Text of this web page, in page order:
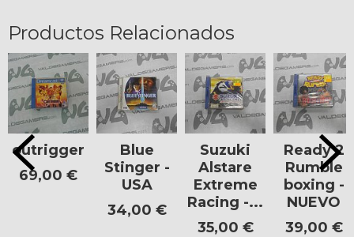
Productos Relacionados
outrigger
69,00 €
Blue
Stinger -
USA
34,00 €
Suzuki
Alstare
Extreme
Racing -...
35,00 €
Ready 2
Rumble
boxing -
NUEVO
39,00 €